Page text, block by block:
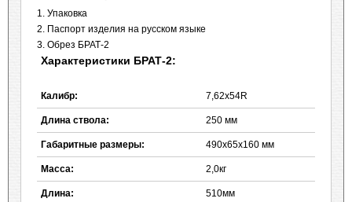
1. Упаковка
2. Паспорт изделия на русском языке
3. Обрез БРАТ-2
Характеристики БРАТ-2:
Калибр: 7,62x54R
Длина ствола: 250 мм
Габаритные размеры: 490х65х160 мм
Масса: 2,0кг
Длина: 510мм